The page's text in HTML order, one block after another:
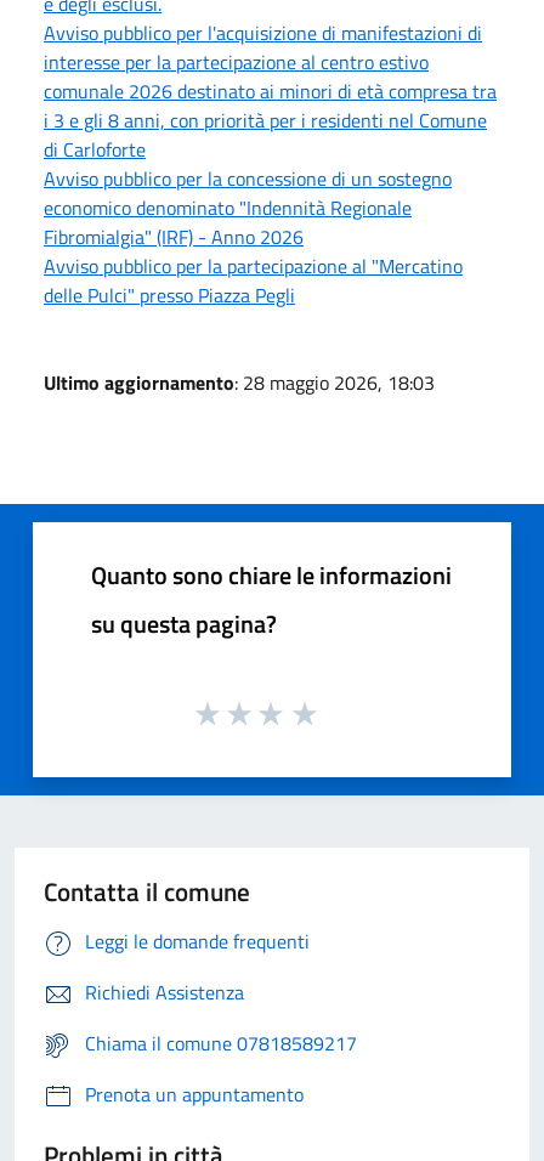
Avviso pubblico per l'acquisizione di manifestazioni di
interesse per la partecipazione al centro estivo
comunale 2026 destinato ai minori di età compresa tra
i 3 e gli 8 anni, con priorità per i residenti nel Comune
di Carloforte
Avviso pubblico per la concessione di un sostegno
economico denominato "Indennità Regionale
Fibromialgia" (IRF) - Anno 2026
Avviso pubblico per la partecipazione al "Mercatino
delle Pulci" presso Piazza Pegli
Ultimo aggiornamento: 28 maggio 2026, 18:03
Quanto sono chiare le informazioni
su questa pagina?
Contatta il comune
Leggi le domande frequenti
Richiedi Assistenza
Chiama il comune 07818589217
Prenota un appuntamento